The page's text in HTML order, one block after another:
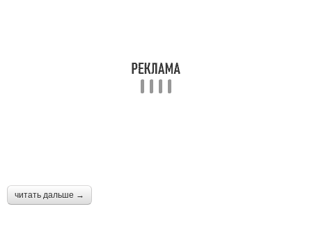
читать дальше →